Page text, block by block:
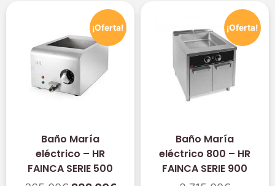
¡Oferta!
Baño María
eléctrico – HR
FAINCA SERIE 500
¡Oferta!
Baño María
eléctrico 800 – HR
FAINCA SERIE 900